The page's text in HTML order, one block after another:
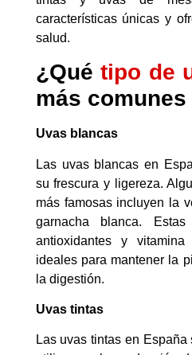
características únicas y
salud.
¿Quétipo de
más
Uvas blancas
Las uvas blancas en
su frescura y ligereza.
más famosas incluyen la
garnacha blanca.
antioxidantes y
ideales para mantener la
la digestión.
Uvas tintas
Las uvas tintas en